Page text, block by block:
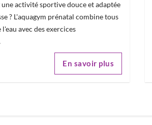
une activité sportive douce et adaptée
? L'aquagym prénatal combine tous
avec des exercices
En savoir plus